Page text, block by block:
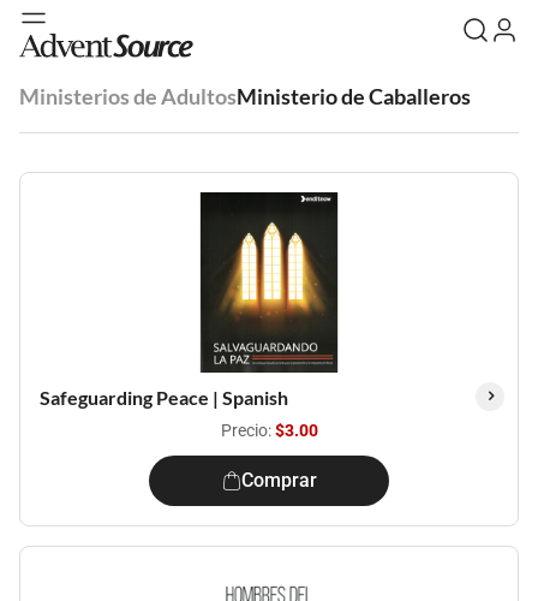
Ministerios de AdultosMinisterio de Caballeros
Safeguarding Peace | Spanish
Precio:$3.00
Comprar